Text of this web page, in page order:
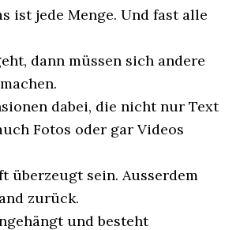
ist jede Menge. Und fast alle
dann müssen sich andere
dabei, die nicht nur Text
Fotos oder gar Videos
überzeugt sein. Ausserdem
zurück.
und besteht